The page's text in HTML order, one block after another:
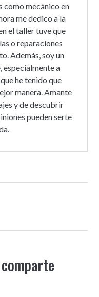
como mecánico en
me dedico a la
el taller tuve que
o reparaciones
Además, soy un
especialmente a
he tenido que
manera. Amante
y de descubrir
pueden serte